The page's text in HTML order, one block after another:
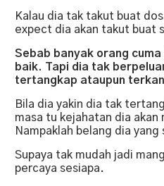
Kalau dia tak takut buat
expect dia akan takut buat
Sebab banyak orang
baik. Tapi dia tak
tertangkap ataupun
Bila dia yakin dia tak
masa tu kejahatan dia
Nampaklah belang dia
Supaya tak mudah jadi
percaya sesiapa.